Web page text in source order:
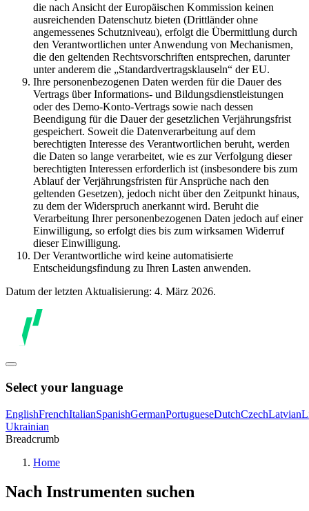
die nach Ansicht der Europäischen Kommission keinen
ausreichenden Datenschutz bieten (Drittländer ohne
angemessenes Schutzniveau), erfolgt die Übermittlung durch
den Verantwortlichen unter Anwendung von Mechanismen,
die den geltenden Rechtsvorschriften entsprechen, darunter
unter anderem die „Standardvertragsklauseln“ der EU.
Ihre personenbezogenen Daten werden für die Dauer des
Vertrags über Informations- und Bildungsdienstleistungen
oder des Demo-Konto-Vertrags sowie nach dessen
Beendigung für die Dauer der gesetzlichen Verjährungsfrist
gespeichert. Soweit die Datenverarbeitung auf dem
berechtigten Interesse des Verantwortlichen beruht, werden
die Daten so lange verarbeitet, wie es zur Verfolgung dieser
berechtigten Interessen erforderlich ist (insbesondere bis zum
Ablauf der Verjährungsfristen für Ansprüche nach den
geltenden Gesetzen), jedoch nicht über den Zeitpunkt hinaus,
zu dem der Widerspruch anerkannt wird. Beruht die
Verarbeitung Ihrer personenbezogenen Daten jedoch auf einer
Einwilligung, so erfolgt dies bis zum wirksamen Widerruf
dieser Einwilligung.
Der Verantwortliche wird keine automatisierte
Entscheidungsfindung zu Ihren Lasten anwenden.
Datum der letzten Aktualisierung: 4. März 2026.
Select your language
EnglishFrenchItalianSpanishGermanPortugueseDutchCzechLatvian
Ukrainian
Breadcrumb
Home
Nach Instrumenten suchen